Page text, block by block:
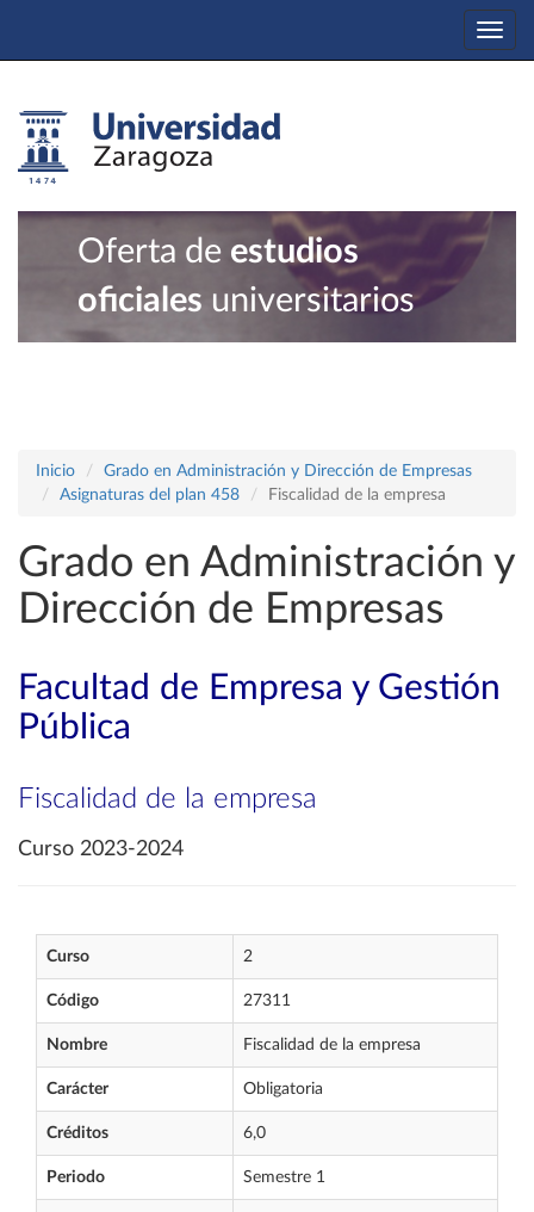
Oferta de estudios
oficiales universitarios
Inicio
Grado en Administración y Dirección de Empresas
Asignaturas del plan 458
Fiscalidad de la empresa
Grado en Administración y
Dirección de Empresas
Facultad de Empresa y Gestión
Pública
Fiscalidad de la empresa
Curso 2023-2024
Curso 2
Código 27311
Nombre Fiscalidad de la empresa
Carácter Obligatoria
Créditos 6,0
Periodo Semestre 1